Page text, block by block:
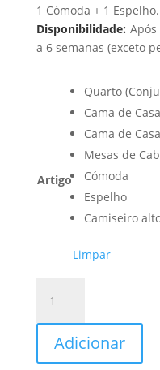
1 Cómoda + 1 Espelho.
Disponibilidade:
a 6 semanas (exceto
Artigo
Quarto
Cama de
Cama de
Mesas de
Cómoda
Espelho
Camiseiro
Limpar
Quarto
Casal
Adicionar